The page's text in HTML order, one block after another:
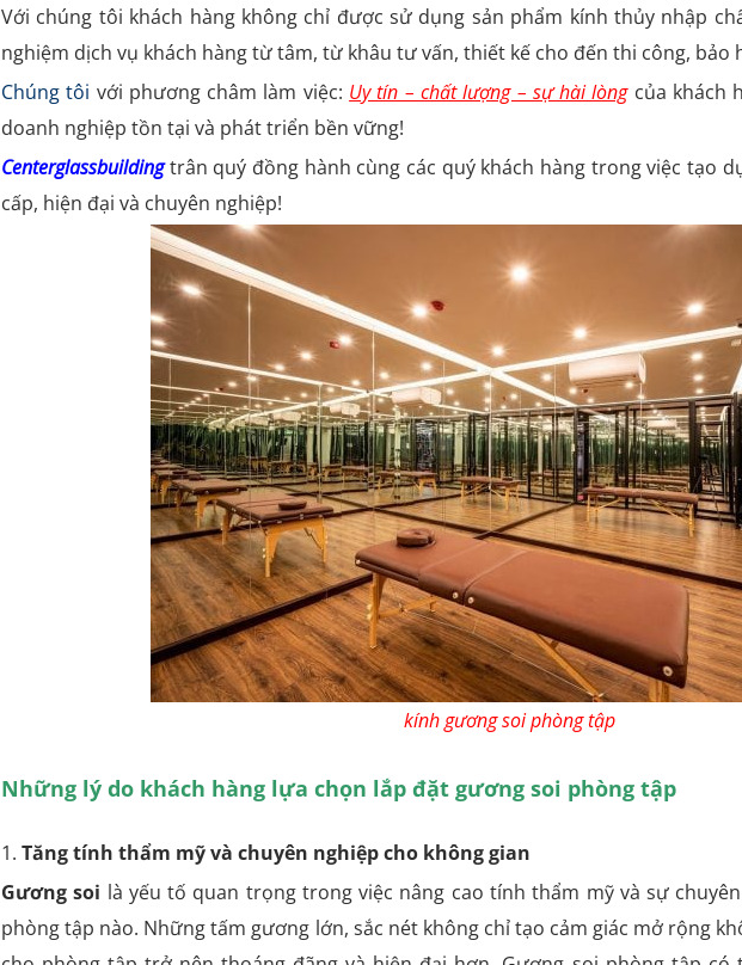
Với chúng tôi khách hàng không chỉ được sử dụng sản phẩm kính thủy nhập
nghiệm dịch vụ khách hàng từ tâm, từ khâu tư vấn, thiết kế cho đến thi công, bảo
Chúng tôi với phương châm làm việc: Uy tín – chất lượng – sự hài lòngcủa khách
doanh nghiệp tồn tại và phát triển bền vững!
Centerglassbuildingtrân quý đồng hành cùng các quý khách hàng trong việc tạo
cấp, hiện đại và chuyên nghiệp!
kính gương soi phòng tập
Những lý do khách hàng lựa chọn lắp đặt gương soi phòng tập
1. Tăng tính thẩm mỹ và chuyên nghiệp cho không gian
Gương soi là yếu tố quan trọng trong việc nâng cao tính thẩm mỹ và sự
phòng tập nào. Những tấm gương lớn, sắc nét không chỉ tạo cảm giác mở rộng